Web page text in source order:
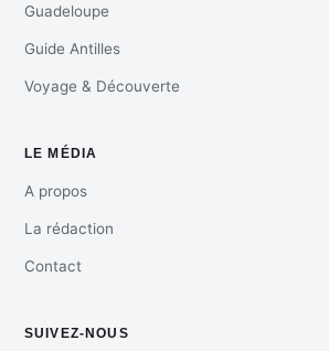
Guadeloupe
Guide Antilles
Voyage & Découverte
LE MÉDIA
A propos
La rédaction
Contact
SUIVEZ-NOUS